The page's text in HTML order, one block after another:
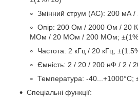
Змінний струм (AC): 200 мА
Опір: 200 Ом / 2000 Ом / 20
МОм / 20 МОм / 200 МОм;
Частота: 2 кГц / 20 кГц;
Ємність: 2 / 20 / 200 нФ / 2 /
Температура: -40...+1000°C;
Спеціальні функції: